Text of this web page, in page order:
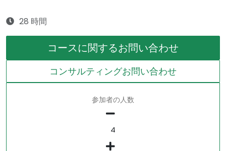
28 時間
コースに関するお問い合わせ
コンサルティングお問い合わせ
参加者の人数